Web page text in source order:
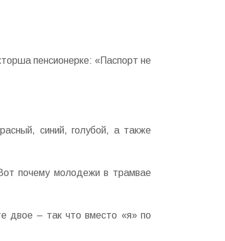
пенсионерке: «Паспорт не
синий, голубой, а также
почему молодежи в трамвае
двое – так что вместо «я» по